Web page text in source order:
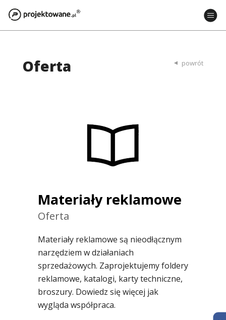
powrót
Oferta
Materiały reklamowe
Oferta
Materiały reklamowe są nieodłącznym
narzędziem w działaniach
sprzedażowych. Zaprojektujemy foldery
reklamowe, katalogi, karty techniczne,
broszury. Dowiedz się więcej jak
wygląda współpraca.